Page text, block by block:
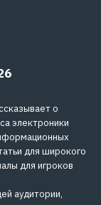
о
электроники
для широкого
для игроков
аудитории,